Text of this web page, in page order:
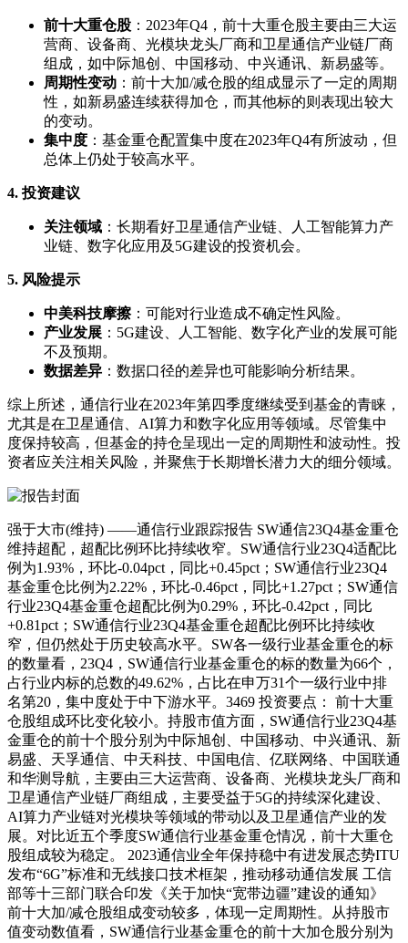
前十大重仓股 ：2023年Q4，前十大重仓股主要由三大运
营商、设备商、光模块龙头厂商和卫星通信产业链厂商
组成，如中际旭创、中国移动、中兴通讯、新易盛等。
周期性变动 ：前十大加/减仓股的组成显示了一定的周期
性，如新易盛连续获得加仓，而其他标的则表现出较大
的变动。
集中度 ：基金重仓配置集中度在2023年Q4有所波动，但
总体上仍处于较高水平。
4. 投资建议
关注领域 ：长期看好卫星通信产业链、人工智能算力产
业链、数字化应用及5G建设的投资机会。
5. 风险提示
中美科技摩擦：可能对行业造成不确定性风险。
产业发展 ：5G建设、人工智能、数字化产业的发展可能
不及预期。
数据差异 ：数据口径的差异也可能影响分析结果。
综上所述，通信行业在2023年第四季度继续受到基金的青睐，
尤其是在卫星通信、AI算力和数字化应用等领域。尽管集中
度保持较高，但基金的持仓呈现出一定的周期性和波动性。投
资者应关注相关风险，并聚焦于长期增长潜力大的细分领域。
强于大市(维持) ——通信行业跟踪报告 SW通信23Q4基金重仓
维持超配，超配比例环比持续收窄。SW通信行业23Q4适配比
例为1.93%，环比-0.04pct，同比+0.45pct；SW通信行业23Q4
基金重仓比例为2.22%，环比-0.46pct，同比+1.27pct；SW通信
行业23Q4基金重仓超配比例为0.29%，环比-0.42pct，同比
+0.81pct；SW通信行业23Q4基金重仓超配比例环比持续收
窄，但仍然处于历史较高水平。SW各一级行业基金重仓的标
的数量看，23Q4，SW通信行业基金重仓的标的数量为66个，
占行业内标的总数的49.62%，占比在申万31个一级行业中排
名第20，集中度处于中下游水平。3469 投资要点： 前十大重
仓股组成环比变化较小。持股市值方面，SW通信行业23Q4基
金重仓的前十个股分别为中际旭创、中国移动、中兴通讯、新
易盛、天孚通信、中天科技、中国电信、亿联网络、中国联通
和华测导航，主要由三大运营商、设备商、光模块龙头厂商和
卫星通信产业链厂商组成，主要受益于5G的持续深化建设、
AI算力产业链对光模块等领域的带动以及卫星通信产业的发
展。对比近五个季度SW通信行业基金重仓情况，前十大重仓
股组成较为稳定。 2023通信业全年保持稳中有进发展态势ITU
发布“6G”标准和无线接口技术框架，推动移动通信发展 工信
部等十三部门联合印发《关于加快“宽带边疆”建设的通知》
前十大加/减仓股组成变动较多，体现一定周期性。从持股市
值变动数值看，SW通信行业基金重仓的前十大加仓股分别为